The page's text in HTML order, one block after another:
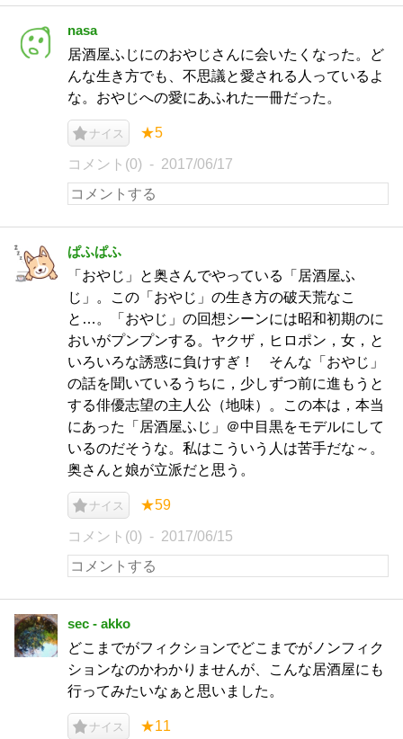
nasa
居酒屋ふじにのおやじさんに会いたくなった。ど
んな生き方でも、不思議と愛される人っているよ
な。おやじへの愛にあふれた一冊だった。
ナイス ★5
コメント(0) 2017/06/17
ぱふぱふ
「おやじ」と奥さんでやっている「居酒屋ふ
じ」。この「おやじ」の生き方の破天荒なこ
と…。「おやじ」の回想シーンには昭和初期のに
おいがプンプンする。ヤクザ，ヒロポン，女，と
いろいろな誘惑に負けすぎ！ そんな「おやじ」
の話を聞いているうちに，少しずつ前に進もうと
する俳優志望の主人公（地味）。この本は，本当
にあった「居酒屋ふじ」＠中目黒をモデルにして
いるのだそうな。私はこういう人は苦手だな～。
奥さんと娘が立派だと思う。
ナイス ★59
コメント(0) 2017/06/15
sec - akko
どこまでがフィクションでどこまでがノンフィク
ションなのかわかりませんが、こんな居酒屋にも
行ってみたいなぁと思いました。
ナイス ★11